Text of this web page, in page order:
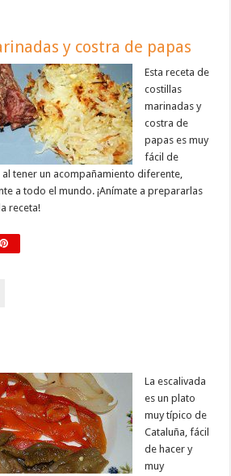
y costra de papas
Esta receta de
costillas
marinadas y
costra de
papas es muy
fácil de
tener un acompañamiento diferente,
a todo el mundo. ¡Anímate a prepararlas
receta!
La escalivada
es un plato
muy típico de
Cataluña, fácil
de hacer y
muy